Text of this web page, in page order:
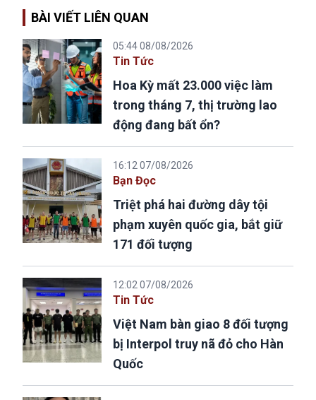
BÀI VIẾT LIÊN QUAN
05:44 08/08/2026
Tin Tức
Hoa Kỳ mất 23.000 việc làm
trong tháng 7, thị trường lao
động đang bất ổn?
16:12 07/08/2026
Bạn Đọc
Triệt phá hai đường dây tội
phạm xuyên quốc gia, bắt giữ
171 đối tượng
12:02 07/08/2026
Tin Tức
Việt Nam bàn giao 8 đối tượng
bị Interpol truy nã đỏ cho Hàn
Quốc